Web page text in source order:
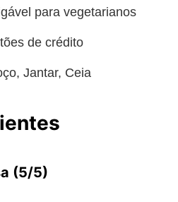
para vegetarianos
de crédito
Jantar, Ceia
(5/5)